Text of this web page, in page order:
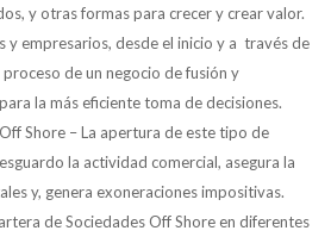
y otras formas para crecer y crear valor.
y empresarios, desde el inicio y a través de
de un negocio de fusión y
la más eficiente toma de decisiones.
Shore – La apertura de este tipo de
la actividad comercial, asegura la
y, genera exoneraciones impositivas.
de Sociedades Off Shore en diferentes